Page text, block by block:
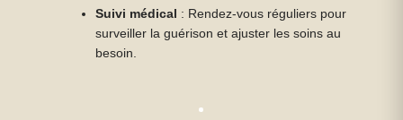
Suivi médical : Rendez-vous réguliers pour
surveiller la guérison et ajuster les soins au
besoin.